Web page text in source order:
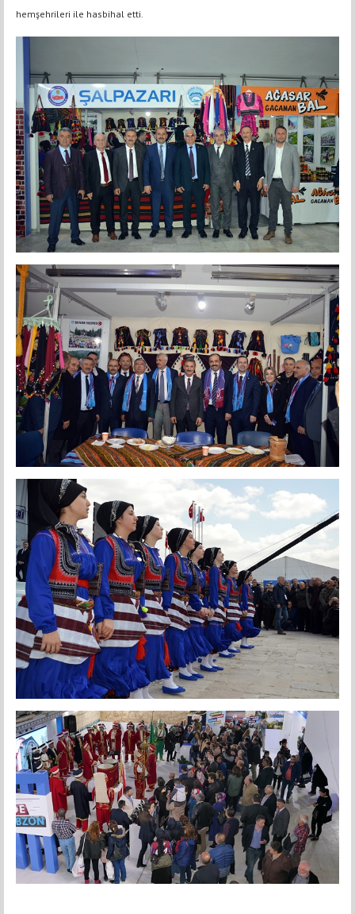
hemşehrileri ile hasbihal etti.